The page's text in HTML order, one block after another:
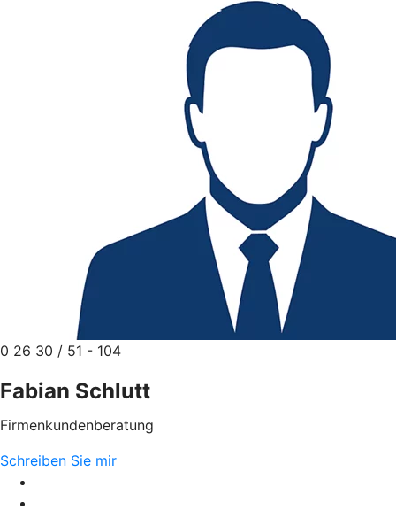
0 26 30 / 51 - 104
Fabian Schlutt
Firmenkundenberatung
Schreiben Sie mir